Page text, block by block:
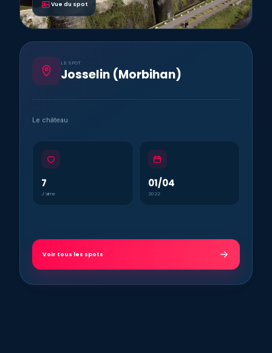
Vue du spot
LE SPOT
Josselin (Morbihan)
Le château
7
J’aime
01/04
2022
Voir tous les spots